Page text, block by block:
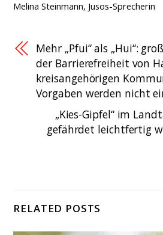
Melina Steinmann, Jusos-Sprecherin
Mehr „Pfui“ als „Hui“:
der Barrierefreiheit von
kreisangehörigen
Vorgaben werden nicht
„Kies-Gipfel“ im
gefährdet leichtfertig
RELATED POSTS